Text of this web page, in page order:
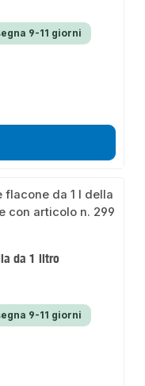
9-11 giorni
da 1 litro
9-11 giorni